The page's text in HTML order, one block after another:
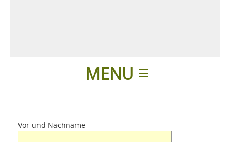
MENU
Produkte
Vor-und Nachname